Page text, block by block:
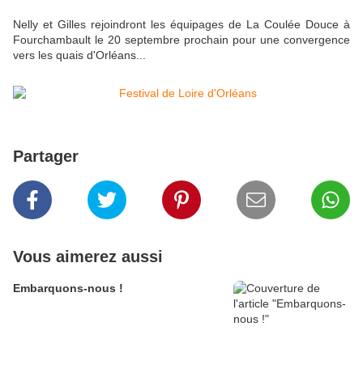
Nelly et Gilles rejoindront les équipages de La Coulée Douce à
Fourchambault le 20 septembre prochain pour une convergence
vers les quais d'Orléans...
Partager
Vous aimerez aussi
Embarquons-nous !